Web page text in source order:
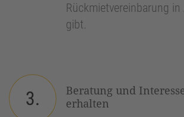
Rückmietvereinbarung in
gibt.
3.
Beratung und
erhalten